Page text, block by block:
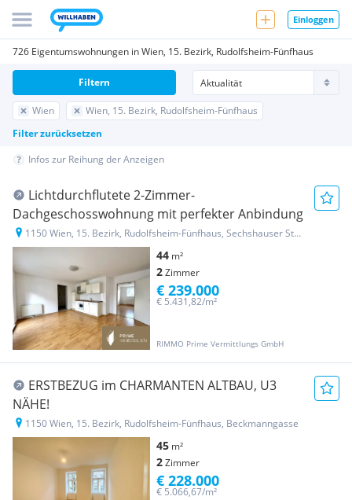
Einloggen
726 Eigentumswohnungen in Wien, 15. Bezirk, Rudolfsheim-Fünfhaus
Wien
Wien, 15. Bezirk, Rudolfsheim-Fünfhaus
Filter zurücksetzen
Filtern
Infos zur Reihung der Anzeigen
Lichtdurchflutete 2-Zimmer-
Dachgeschosswohnung mit perfekter Anbindung
1150 Wien, 15. Bezirk, Rudolfsheim-Fünfhaus, Sechshauser Straße 34
44 m²
2Zimmer
RIMMO Prime Vermittlungs GmbH
€ 5.431,82/m²
€ 239.000
ERSTBEZUG im CHARMANTEN ALTBAU, U3
NÄHE!
1150 Wien, 15. Bezirk, Rudolfsheim-Fünfhaus, Beckmanngasse
45 m²
2Zimmer
€ 5.066,67/m²
€ 228.000